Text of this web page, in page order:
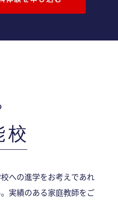
校
への進学をお考えであれ
実績のある家庭教師をご